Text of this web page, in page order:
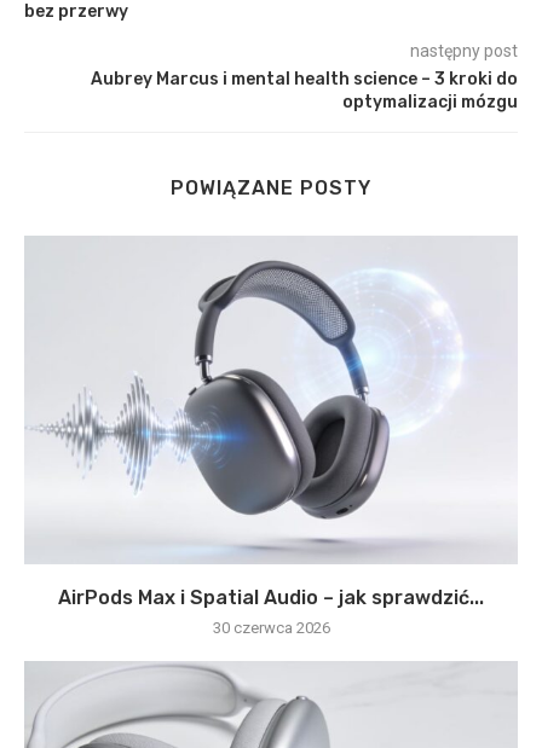
bez przerwy
następny post
Aubrey Marcus i mental health science – 3 kroki do
optymalizacji mózgu
POWIĄZANE POSTY
AirPods Max i Spatial Audio – jak sprawdzić...
30 czerwca 2026